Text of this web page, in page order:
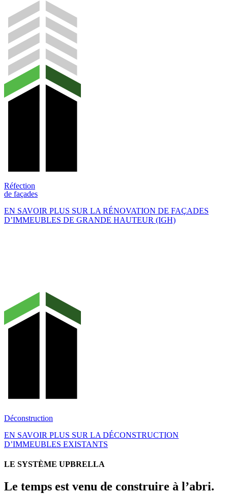
Réfection
de façades
EN SAVOIR PLUS SUR LA RÉNOVATION DE FAÇADES
D’IMMEUBLES DE GRANDE HAUTEUR (IGH)
Déconstruction
EN SAVOIR PLUS SUR LA DÉCONSTRUCTION
D’IMMEUBLES EXISTANTS
LE SYSTÈME UPBRELLA
Le temps est venu de construire à l’abri.